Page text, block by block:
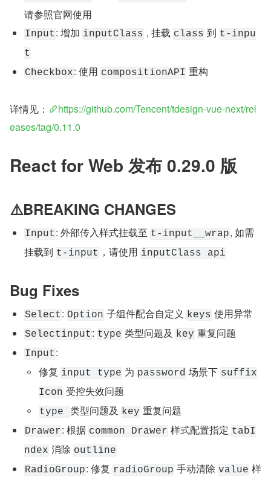
请参照官网使用
Input : 增加 inputClass , 挂载 class 到 t-inpu
t
Checkbox: 使用 compositionAPI 重构
详情见：
https://github.com/Tencent/tdesign-vue-next/rel
eases/tag/0.11.0
React for Web 发布 0.29.0 版
⚠️BREAKING CHANGES
Input : 外部传入样式挂载至 t-input__wrap, 如需
挂载到 t-input ，请使用 inputClass api
Bug Fixes
Select : Option 子组件配合自定义 keys 使用异常
Selectinput : type 类型问题及 key 重复问题
Input :
修复 input type 为 password 场景下 suffix
Icon 受控失效问题
type 类型问题及 key 重复问题
Drawer: 根据 common Drawer 样式配置指定 tabI
ndex 消除 outline
RadioGroup: 修复 radioGroup 手动清除 value 样